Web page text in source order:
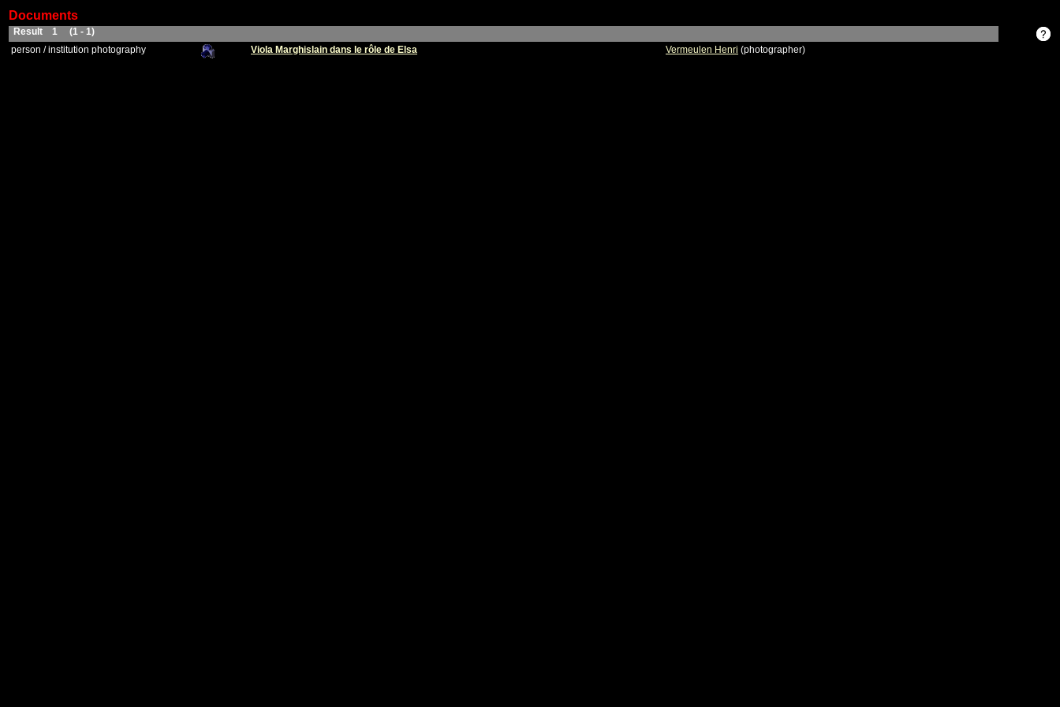
Documents
Result 1 (1 - 1)
person / institution photography
Viola Marghislain dans le rôle de Elsa Vermeulen Henri (photographer)